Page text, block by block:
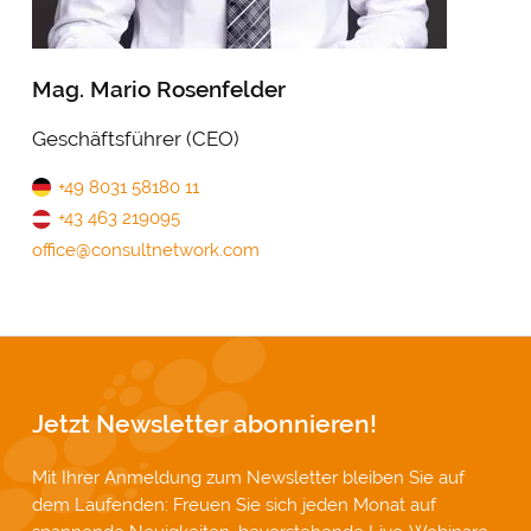
Mag. Mario Rosenfelder
Geschäftsführer (CEO)
+49 8031 58180 11
+43 463 219095
office@consultnetwork.com
Jetzt Newsletter abonnieren!
Mit Ihrer Anmeldung zum Newsletter bleiben Sie auf
dem Laufenden: Freuen Sie sich jeden Monat auf